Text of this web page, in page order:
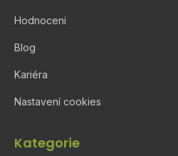
Hodnoceni
Blog
Kariéra
Nastavení cookies
Kategorie